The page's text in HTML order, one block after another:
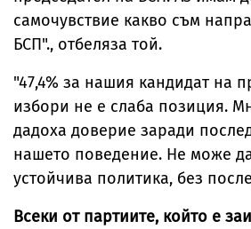
самочувствие какво съм
БСП"., отбеляза той.
"47,4% за нашия кандидат на
избори не е слаба позиция.
дадоха доверие заради
нашето поведение. Не може
устойчива политика, без
Всеки от партиите, който е